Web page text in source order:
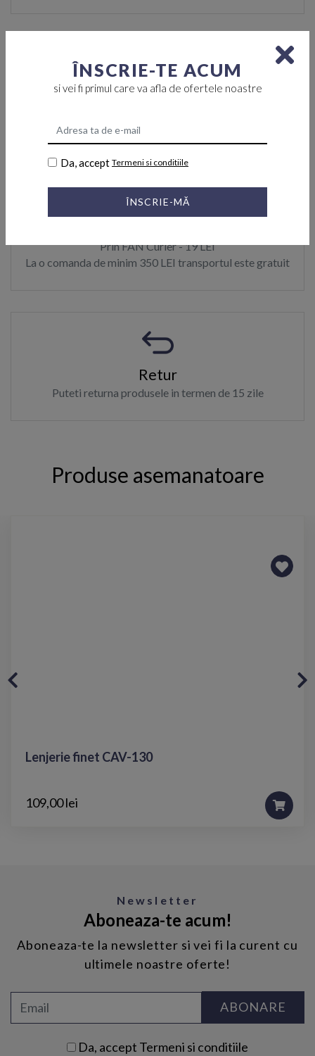
ÎNSCRIE-TE ACUM
si vei fi primul care va afla de ofertele noastre
Da, accept Termeni si conditiile
ÎNSCRIE-MĂ
Plata ramburs la primirea coletului
Prin FAN Curier - 19 LEI
La o comanda de minim 350 LEI transportul este gratuit
Retur
Puteti returna produsele in termen de 15 zile
Produse asemanatoare
Lenjerie finet CAV-130
109,00 lei
Newsletter
Aboneaza-te acum!
Aboneaza-te la newsletter si vei fi la curent cu
ultimele noastre oferte!
ABONARE
Da, accept Termeni si conditiile